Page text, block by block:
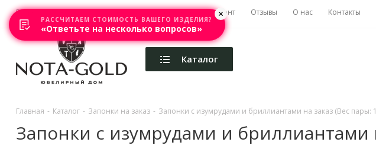
Главная Акции Каталоги Изготовление Ремонт Отзывы О нас Контакты
Каталог
Главная - Каталог - Запонки на заказ - Запонки с изумрудами и бриллиантами на заказ (Вес пары:
Запонки с изумрудами и бриллиантами
РАССЧИТАЕМ СТОИМОСТЬ ВАШЕГО ИЗДЕЛИЯ?
«Ответьте на несколько вопросов»